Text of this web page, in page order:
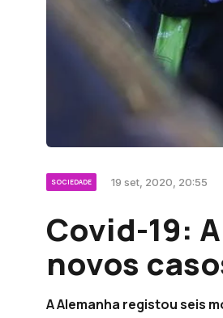
SOCIEDADE 19 set, 2020, 20:55
Covid-19:
novos
A Alemanha registou seis